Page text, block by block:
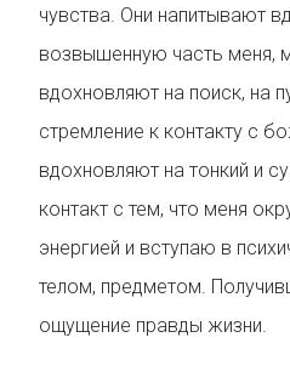
чувства. Они напитывают
возвышенную часть меня,
вдохновляют на поиск, на
стремление к контакту с
вдохновляют на тонкий и
контакт с тем, что меня
энергией и вступаю в
телом, предметом.
ощущение правды жизни.